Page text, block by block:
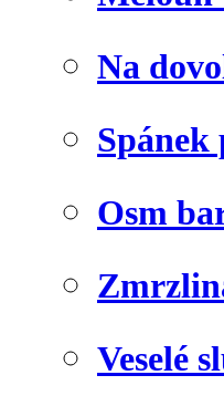
Na
Spánek
Osm
Veselé